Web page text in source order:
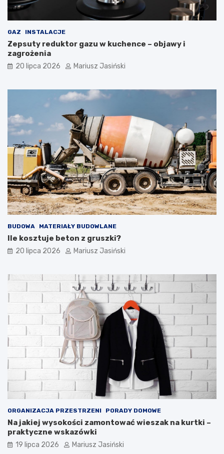
GAZ INSTALACJE
Zepsuty reduktor gazu w kuchence – objawy i
zagrożenia
20 lipca 2026 Mariusz Jasiński
BUDOWA MATERIAŁY BUDOWLANE
Ile kosztuje beton z gruszki?
20 lipca 2026 Mariusz Jasiński
ORGANIZACJA PRZESTRZENI PORADY DOMOWE
Na jakiej wysokości zamontować wieszak na kurtki –
praktyczne wskazówki
19 lipca 2026 Mariusz Jasiński